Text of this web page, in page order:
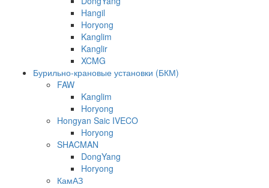
Hangil
Horyong
Kanglim
Kanglir
XCMG
Бурильно-крановые установки (БКМ)
FAW
Kanglim
Horyong
Hongyan Saic IVECO
Horyong
SHACMAN
DongYang
Horyong
КамАЗ